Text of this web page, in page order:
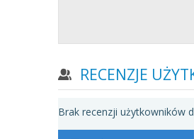
RECENZJE
Brak recenzji użytkowników